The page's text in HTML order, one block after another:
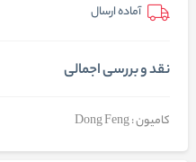
آماده ارسال
نقد و بررسی اجمالی
کامیون : Dong Feng